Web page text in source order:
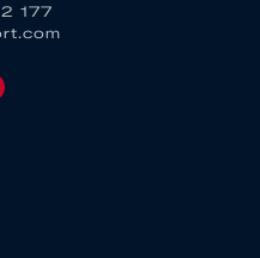
177